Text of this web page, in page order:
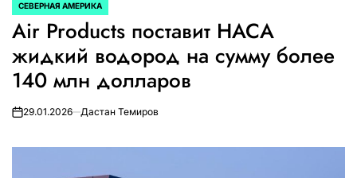
ОПУБЛИКОВАНО
СЕВЕРНАЯ АМЕРИКА
Air Products поставит НАСА
жидкий водород на сумму более
140 млн долларов
on29.01.2026 Дастан Темиров